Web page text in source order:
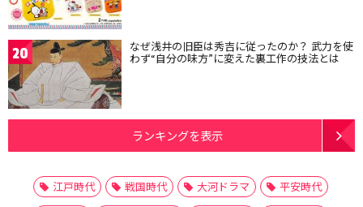
20 なぜ浅井の旧臣は秀吉に従ったのか？ 武力を使
わず“自分の味方”に変えた裏工作の技法とは
ランキングを表示
江戸時代 戦国時代 大河ドラマ
平安時代